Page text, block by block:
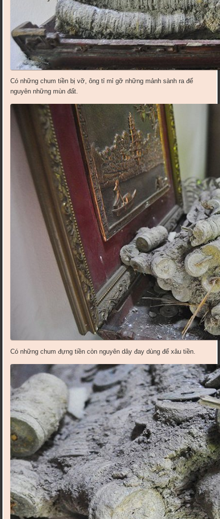
Có những chum tiền bị vỡ, ông tỉ mỉ gỡ những mảnh sành ra để
nguyên những mùn đất.
Có những chum đựng tiền còn nguyên dây đay dùng để xâu tiền.